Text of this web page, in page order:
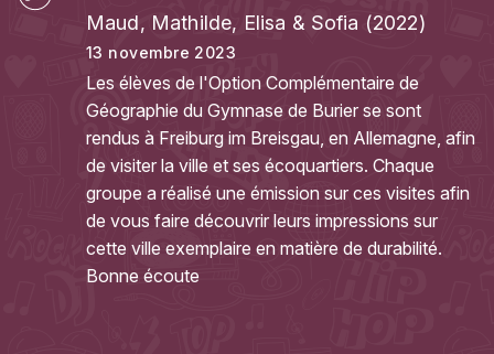
Maud, Mathilde, Elisa & Sofia (2022)
13 novembre 2023
Les élèves de l'Option Complémentaire de
Géographie du Gymnase de Burier se sont
rendus à Freiburg im Breisgau, en Allemagne, afin
de visiter la ville et ses écoquartiers. Chaque
groupe a réalisé une émission sur ces visites afin
de vous faire découvrir leurs impressions sur
cette ville exemplaire en matière de durabilité.
Bonne écoute